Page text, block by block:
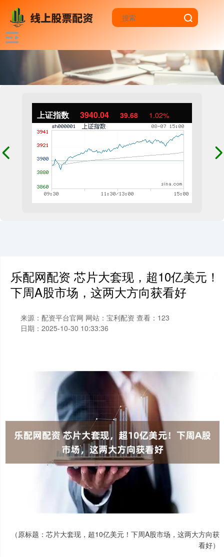
上证指数 3940.04 39.68 1.02%
乐配网配资 芯片大套现，超10亿美元！
下周A股市场，这两大方向获看好
来源：配资平台官网 网站：宝利配资 查看：123
日期：2025-10-30 10:33:36
（原标题：芯片大套现，超10亿美元！下周A股市场，这两大方向获
看好）